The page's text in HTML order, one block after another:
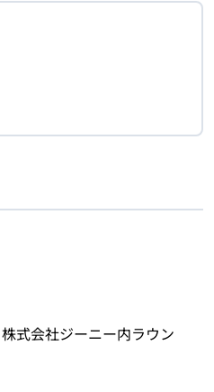
式会社ジーニー内ラウン